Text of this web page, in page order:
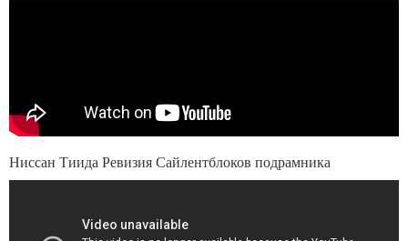
Ниссан Тиида Ревизия Сайлентблоков подрамника